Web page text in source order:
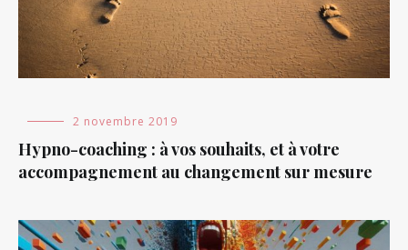
Blog 2 novembre 2019
Hypno-coaching : à vos souhaits, et à votre
accompagnement au changement sur mesure